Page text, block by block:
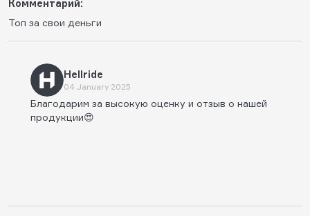
Комментарий:
Топ за свои деньги
Hellride
04 January 2025
Благодарим за высокую оценку и отзыв о нашей
продукции😍